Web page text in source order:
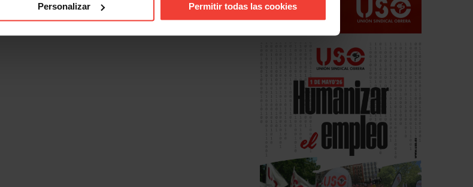
Personalizar Permitir todas las cookies